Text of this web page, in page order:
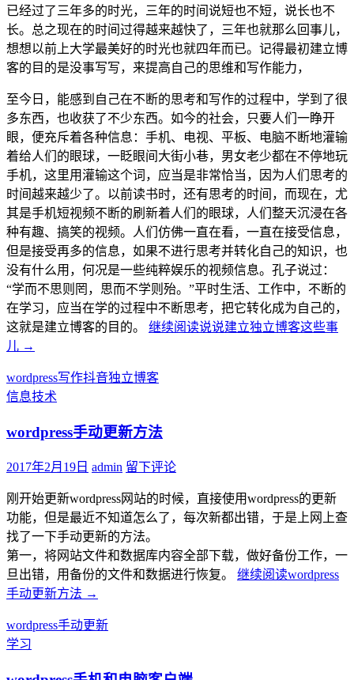
已经过了三年多的时光，三年的时间说短也不短，说长也不
长。总之现在的时间过得越来越快了，三年也就那么回事儿，
想想以前上大学最美好的时光也就四年而已。记得最初建立博
客的目的是没事写写，来提高自己的思维和写作能力，
至今日，能感到自己在不断的思考和写作的过程中，学到了很
多东西，也收获了不少东西。如今的社会，只要人们一睁开
眼，便充斥着各种信息：手机、电视、平板、电脑不断地灌输
着给人们的眼球，一眨眼间大街小巷，男女老少都在不停地玩
手机，这里用灌输这个词，应当是非常恰当，因为人们思考的
时间越来越少了。以前读书时，还有思考的时间，而现在，尤
其是手机短视频不断的刷新着人们的眼球，人们整天沉浸在各
种有趣、搞笑的视频。人们仿佛一直在看，一直在接受信息，
但是接受再多的信息，如果不进行思考并转化自己的知识，也
没有什么用，何况是一些纯粹娱乐的视频信息。孔子说过：
“学而不思则罔，思而不学则殆。”平时生活、工作中，不断的
在学习，应当在学的过程中不断思考，把它转化成为自己的，
这就是建立博客的目的。 继续阅读说说建立独立博客这些事
儿 →
wordpress写作抖音独立博客
信息技术
wordpress手动更新方法
2017年2月19日 admin 留下评论
刚开始更新wordpress网站的时候，直接使用wordpress的更新
功能，但是最近不知道怎么了，每次新都出错，于是上网上查
找了一下手动更新的方法。
第一，将网站文件和数据库内容全部下载，做好备份工作，一
旦出错，用备份的文件和数据进行恢复。 继续阅读wordpress
手动更新方法 →
wordpress手动更新
学习